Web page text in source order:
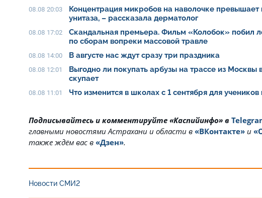
08.08 20:03
Концентрация микробов на наволочке превышает
унитаза, – рассказала дерматолог
08.08 17:02
Скандальная премьера. Фильм «Колобок» побил
по сборам вопреки массовой травле
08.08 14:00 В августе нас ждут сразу три праздника
08.08 12:01
Выгодно ли покупать арбузы на трассе из Москвы
скупает
08.08 11:01 Что изменится в школах с 1 сентября для учеников
Подписывайтесь и комментируйте «Каспийинфо» в
главными новостями Астрахани и области в «ВКонтакте» и
также ждём вас в «Дзен».
Новости СМИ2